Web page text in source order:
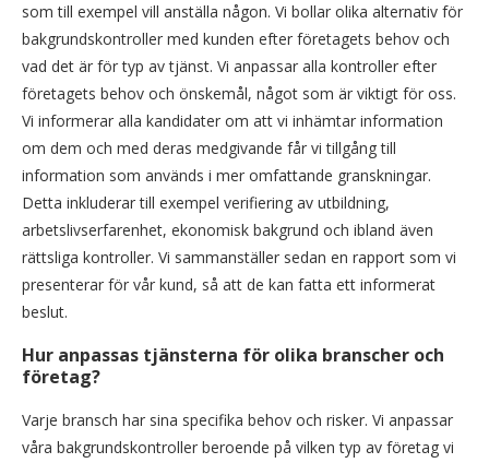
som till exempel vill anställa någon. Vi bollar olika alternativ för
bakgrundskontroller med kunden efter företagets behov och
vad det är för typ av tjänst. Vi anpassar alla kontroller efter
företagets behov och önskemål, något som är viktigt för oss.
Vi informerar alla kandidater om att vi inhämtar information
om dem och med deras medgivande får vi tillgång till
information som används i mer omfattande granskningar.
Detta inkluderar till exempel verifiering av utbildning,
arbetslivserfarenhet, ekonomisk bakgrund och ibland även
rättsliga kontroller. Vi sammanställer sedan en rapport som vi
presenterar för vår kund, så att de kan fatta ett informerat
beslut.
Hur anpassas tjänsterna för olika branscher och
företag?
Varje bransch har sina specifika behov och risker. Vi anpassar
våra bakgrundskontroller beroende på vilken typ av företag vi